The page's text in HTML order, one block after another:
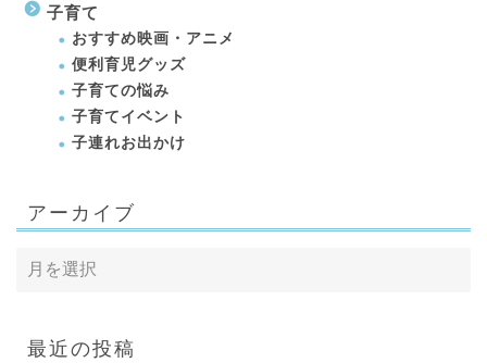
子育て
おすすめ映画・アニメ
便利育児グッズ
子育ての悩み
子育てイベント
子連れお出かけ
アーカイブ
最近の投稿